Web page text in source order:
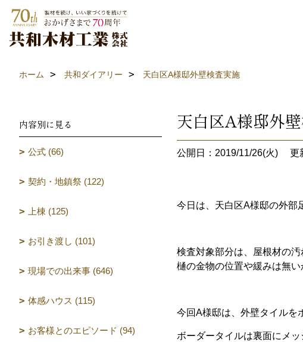
ホーム 共和ダイアリー 天白区A様邸外壁検査実施
天白区A様邸外
公開日：2019/11/26(火) 更
今日は、天白区A様邸の外部
検査対象部分は、屋根材の
樋の金物の位置や緩みは無い
今回A様邸は、外壁タイルを
ボーダータイルは裏面にメ
内容別に見る
公式 (66)
契約・地鎮祭 (122)
上棟 (125)
お引き渡し (101)
現場での出来事 (646)
体感ハウス (115)
お客様とのエピソード (94)